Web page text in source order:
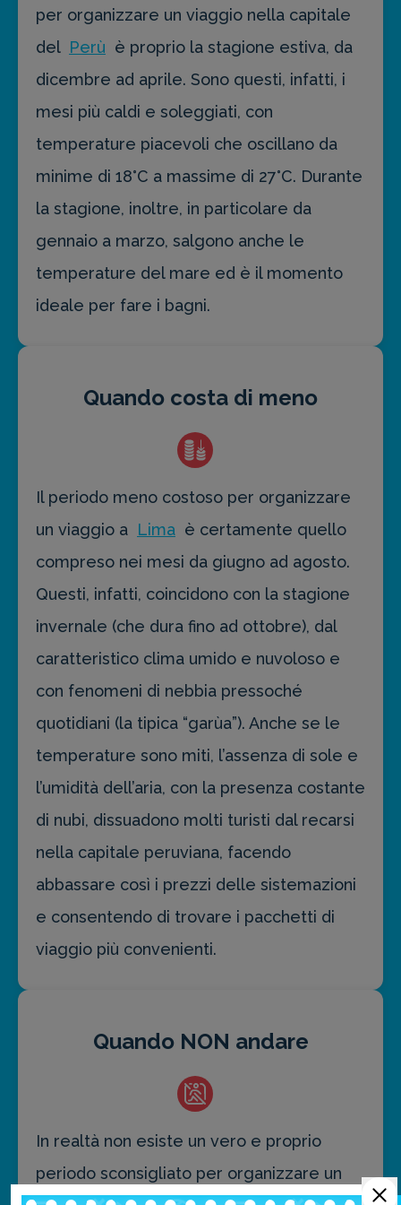
per organizzare un viaggio nella capitale
del Perù è proprio la stagione estiva, da
dicembre ad aprile. Sono questi, infatti, i
mesi più caldi e soleggiati, con
temperature piacevoli che oscillano da
minime di 18°C a massime di 27°C. Durante
la stagione, inoltre, in particolare da
gennaio a marzo, salgono anche le
temperature del mare ed è il momento
ideale per fare i bagni.
Quando costa di meno
Il periodo meno costoso per organizzare
un viaggio a Lima è certamente quello
compreso nei mesi da giugno ad agosto.
Questi, infatti, coincidono con la stagione
invernale (che dura fino ad ottobre), dal
caratteristico clima umido e nuvoloso e
con fenomeni di nebbia pressoché
quotidiani (la tipica “garùa”). Anche se le
temperature sono miti, l’assenza di sole e
l’umidità dell’aria, con la presenza costante
di nubi, dissuadono molti turisti dal recarsi
nella capitale peruviana, facendo
abbassare così i prezzi delle sistemazioni
e consentendo di trovare i pacchetti di
viaggio più convenienti.
Quando NON andare
In realtà non esiste un vero e proprio
periodo sconsigliato per organizzare un